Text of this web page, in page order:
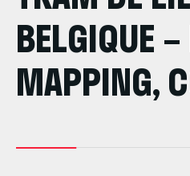
BELGIQUE
MAPPING,